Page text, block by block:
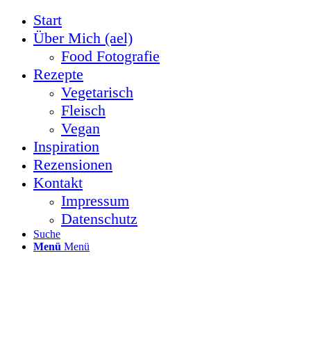
Start
Über Mich (ael)
Food Fotografie
Rezepte
Vegetarisch
Fleisch
Vegan
Inspiration
Rezensionen
Kontakt
Impressum
Datenschutz
Suche
Menü Menü